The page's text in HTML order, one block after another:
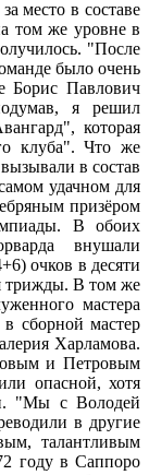
место в составе
том же уровне в
"После
было очень
Борис Павлович
я решил
которая
клуба". Что же
в состав
удачном для
призёром
В обоих
внушали
очков в десяти
трижды. В том же
мастера
сборной мастер
Харламова.
и Петровым
опасной, хотя
"Мы с Володей
в другие
талантливым
году в Саппоро